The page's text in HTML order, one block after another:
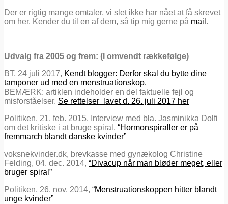
Der er rigtig mange omtaler, vi slet ikke har nået at få skrevet
om her. Kender du til en af dem, så tip mig gerne på mail .
Udvalg fra 2005 og frem: (I omvendt rækkefølge)
BT, 24 juli 2017, Kendt blogger: Derfor skal du bytte dine
tamponer ud med en menstruationskop.
BEMÆRK: artiklen indeholder en del faktuelle fejl og
misforståelser. Se rettelser lavet d. 26. juli 2017 her
Politiken, 21. feb. 2015, Interview med bla. Jasminikka Dolfi
om det kritiske i at bruge spiral, “Hormonspiraller er på
fremmarch blandt danske kvinder”
voksnekvinder.dk, brevkasse med gynækolog Christine
Felding, 04. dec. 2014, “Divacup når man bløder meget, eller
bruger spiral”
Politiken, 26. nov. 2014, “Menstruationskoppen hitter blandt
unge kvinder”